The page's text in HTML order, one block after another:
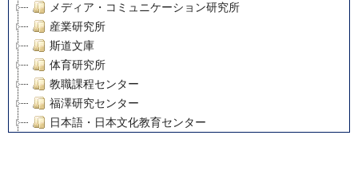
メディア・コミュニケーション研究所
産業研究所
斯道文庫
体育研究所
教職課程センター
福澤研究センター
日本語・日本文化教育センター